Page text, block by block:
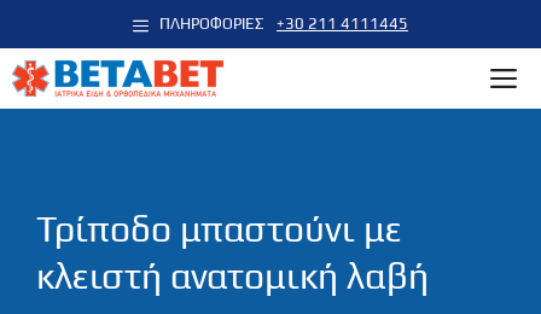
σε
περιεχόμενο
+30 211 4111445
ΠΛΗΡΟΦΟΡΙΕΣ
Τρίποδο μπαστούνι με
κλειστή ανατομική λαβή